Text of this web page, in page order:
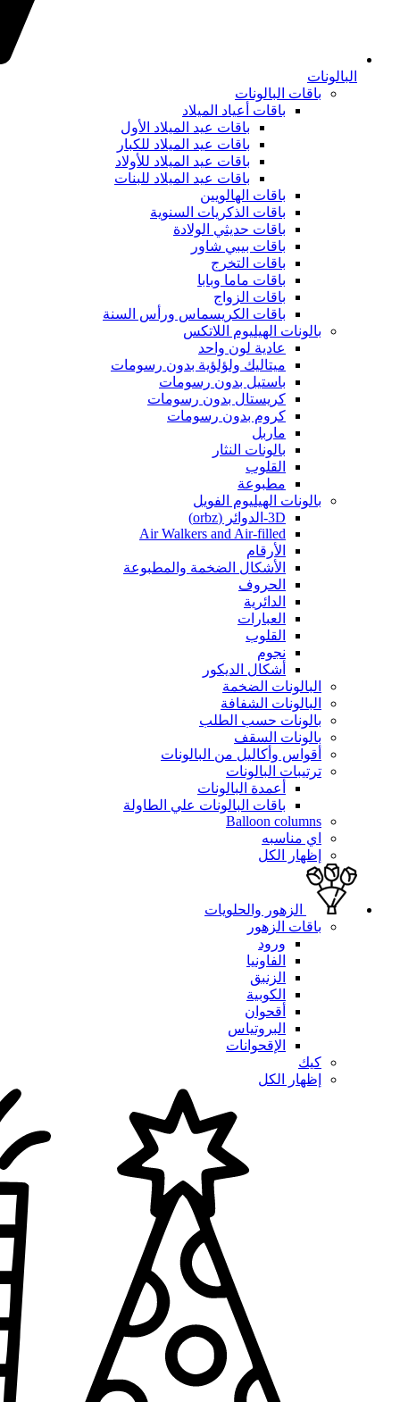
البالونات
باقات البالونات
باقات أعياد الميلاد
باقات عيد الميلاد الأول
باقات عيد الميلاد للكبار
باقات عيد الميلاد للأولاد
باقات عيد الميلاد للبنات
باقات الهالويين
باقات الذكريات السنوية
باقات حديثي الولادة
باقات بيبي شاور
باقات التخرج
باقات ماما وبابا
باقات الزواج
باقات الكريسماس ورأس السنة
بالونات الهيليوم اللاتكس
عادية لون واحد
ميتاليك ولؤلؤية بدون رسومات
باستيل بدون رسومات
كريستال بدون رسومات
كروم بدون رسومات
ماربل
بالونات النثار
القلوب
مطبوعة
بالونات الهيليوم الفويل
3D-الدوائر (orbz)
Air Walkers and Air-filled
الأرقام
الأشكال الضخمة والمطبوعة
الحروف
الدائرية
العبارات
القلوب
نجوم
أشكال الديكور
البالونات الضخمة
البالونات الشفافة
بالونات حسب الطلب
بالونات السقف
أقواس وأكاليل من البالونات
ترتيبات البالونات
أعمدة البالونات
باقات البالونات علي الطاولة
Balloon columns
اي مناسبه
إظهار الكل
الزهور والحلويات
باقات الزهور
ورود
الفاونيا
الزنبق
الكوبية
أقحوان
البروتياس
الإقحوانات
كيك
إظهار الكل